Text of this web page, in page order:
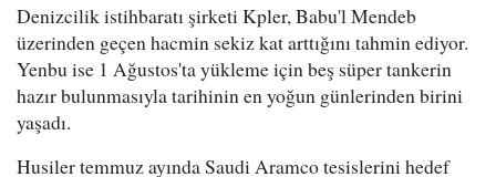
Denizcilik istihbaratı şirketi Kpler, Babu'l Mendeb
üzerinden geçen hacmin sekiz kat arttığını tahmin ediyor.
Yenbu ise 1 Ağustos'ta yükleme için beş süper tankerin
hazır bulunmasıyla tarihinin en yoğun günlerinden birini
yaşadı.
Husiler temmuz ayında Saudi Aramco tesislerini hedef